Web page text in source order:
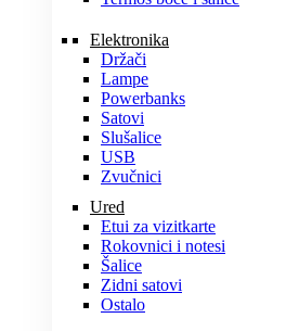
Elektronika
Držači
Lampe
Powerbanks
Satovi
Slušalice
USB
Zvučnici
Ured
Etui za vizitkarte
Rokovnici i notesi
Šalice
Zidni satovi
Ostalo